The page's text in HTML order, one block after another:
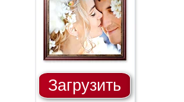
Загрузить